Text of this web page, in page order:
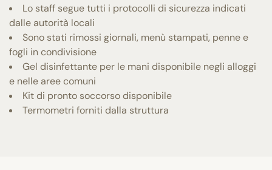
Lo staff segue tutti i protocolli di sicurezza indicati
dalle autorità locali
Sono stati rimossi giornali, menù stampati, penne e
fogli in condivisione
Gel disinfettante per le mani disponibile negli alloggi
e nelle aree comuni
Kit di pronto soccorso disponibile
Termometri forniti dalla struttura